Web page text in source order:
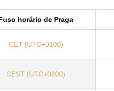
horário de Praga
CET (UTC+0100)
CEST (UTC+0200)